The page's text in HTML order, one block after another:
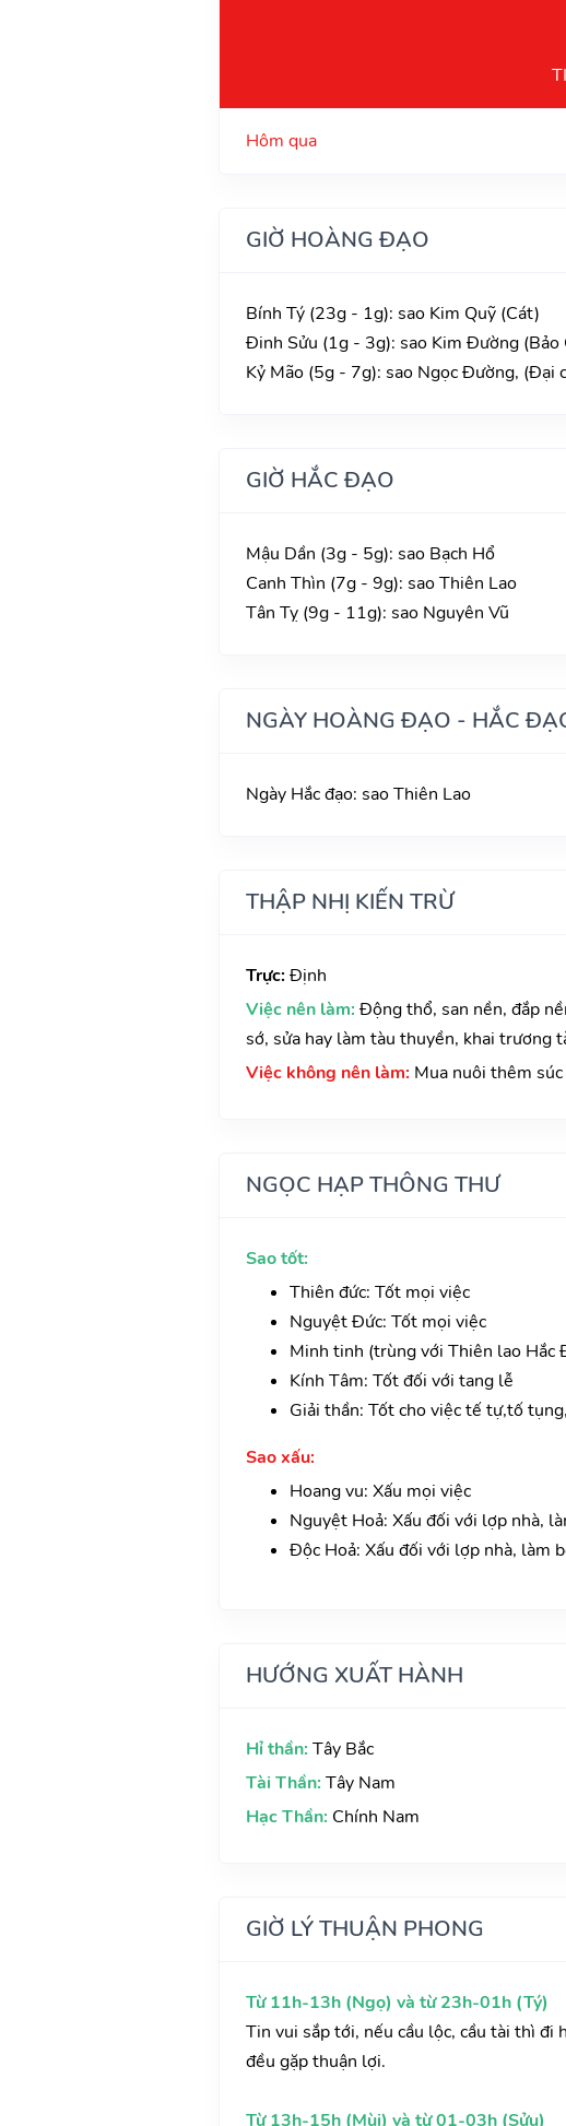
Hôm qua
GIỜ HOÀNG ĐẠO
Bính Tý (23g - 1g): sao Kim Quỹ (Cát)
Đinh Sửu (1g - 3g): sao Kim Đường (Bảo
Kỷ Mão (5g - 7g): sao Ngọc Đường, (Đại
GIỜ HẮC ĐẠO
Mậu Dần (3g - 5g): sao Bạch Hổ
Canh Thìn (7g - 9g): sao Thiên Lao
Tân Tỵ (9g - 11g): sao Nguyên Vũ
NGÀY HOÀNG ĐẠO - HẮC
Ngày Hắc đạo: sao Thiên Lao
THẬP NHỊ KIẾN TRỪ
Trực: Định
Việc nên làm: Động thổ, san nền, đắp
sớ, sửa hay làm tàu thuyền, khai trương
Việc không nên làm: Mua nuôi thêm
NGỌC HẠP THÔNG THƯ
Sao tốt:
Thiên đức: Tốt mọi việc
Nguyệt Đức: Tốt mọi việc
Minh tinh (trùng với Thiên lao Hắc
Kính Tâm: Tốt đối với tang lễ
Giải thần: Tốt cho việc tế tự,tố
Sao xấu:
Hoang vu: Xấu mọi việc
Nguyệt Hoả: Xấu đối với lợp nhà,
Độc Hoả: Xấu đối với lợp nhà, làm
HƯỚNG XUẤT HÀNH
Hỉ thần: Tây Bắc
Tài Thần: Tây Nam
Hạc Thần: Chính Nam
GIỜ LÝ THUẬN PHONG
Từ 11h-13h (Ngọ) và từ 23h-01h (Tý)
Tin vui sắp tới, nếu cầu lộc, cầu tài thì đi
đều gặp thuận lợi.
Từ 13h-15h (Mùi) và từ 01-03h (Sửu)